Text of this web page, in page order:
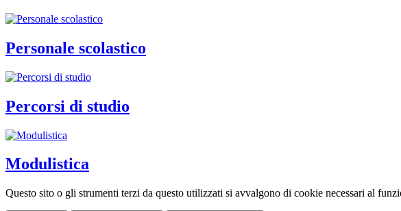
Personale scolastico
Percorsi di studio
Modulistica
Questo sito o gli strumenti terzi da questo utilizzati si avvalgono di cookie necessari al